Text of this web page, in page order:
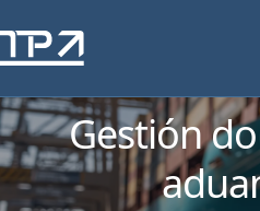
Saltar al contenido
Gestión